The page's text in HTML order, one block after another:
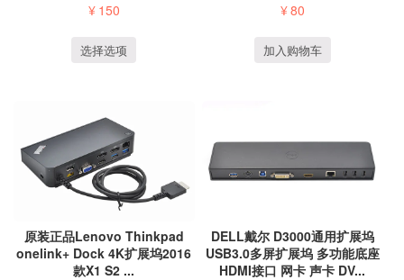
¥ 150
选择选项
¥80
加入购物车
原装正品Lenovo Thinkpad
onelink+ Dock 4K扩展坞2016
款X1 S2 ...
DELL戴尔 D3000通用扩展坞
USB3.0多屏扩展坞 多功能底座
HDMI接口 网卡 声卡 DV...